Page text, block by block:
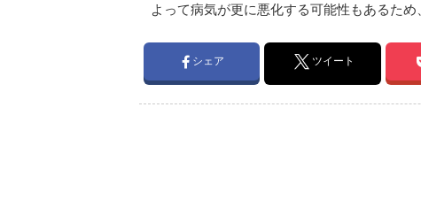
よって病気が更に悪化する可能性もあるため
シェア ツイート